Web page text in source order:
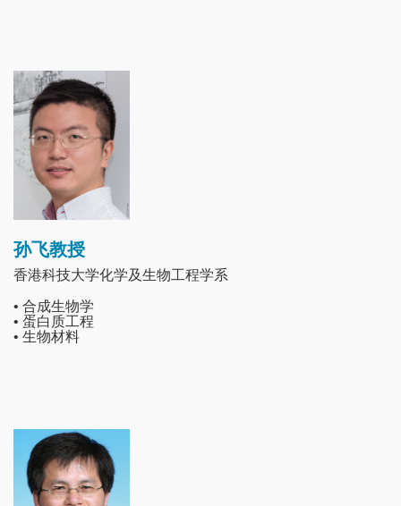
Image
孙飞教授
香港科技大学化学及生物工程学系
• 合成生物学
• 蛋白质工程
• 生物材料
Image